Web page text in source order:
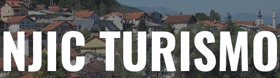
TURISMO